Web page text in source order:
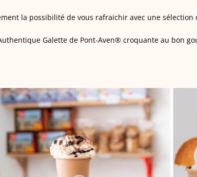
la possibilité de vous rafraichir avec une sélection
Galette de Pont-Aven® croquante au bon